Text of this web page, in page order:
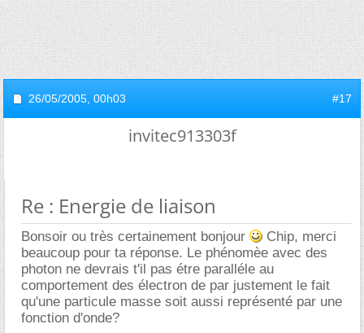
26/05/2005, 00h03 #17
invitec913303f
Re : Energie de liaison
Bonsoir ou très certainement bonjour
Chip, merci
beaucoup pour ta réponse. Le phénomèe avec des
photon ne devrais t'il pas étre paralléle au
comportement des électron de par justement le fait
qu'une particule masse soit aussi représenté par une
fonction d'onde?